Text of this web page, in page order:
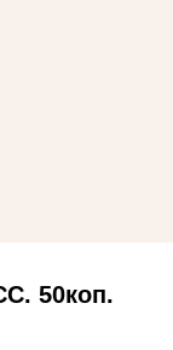
50коп.